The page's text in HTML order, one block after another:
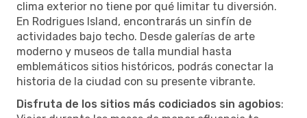
clima exterior no tiene por qué limitar tu diversión.
En Rodrigues Island, encontrarás un sinfín de
actividades bajo techo. Desde galerías de arte
moderno y museos de talla mundial hasta
emblemáticos sitios históricos, podrás conectar la
historia de la ciudad con su presente vibrante.
Disfruta de los sitios más codiciados sin agobios: